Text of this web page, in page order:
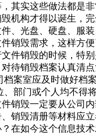
其实这些做法都是
机构才得以诞生，
、光盘、硬盘、服
销毁需求，这样方
件销毁的时候，特
待销毁档案认真清
案室应及时做好档
部门或个人均不得
销毁一定要从公司
销毁清册等材料应
在如今这个信息技